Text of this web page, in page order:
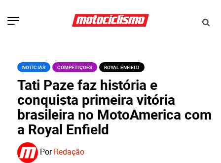
NOTÍCIAS COMPETIÇÕES ROYAL ENFIELD
Tati Paze faz história e
conquista primeira vitória
brasileira no MotoAmerica com
a Royal Enfield
PorRedação